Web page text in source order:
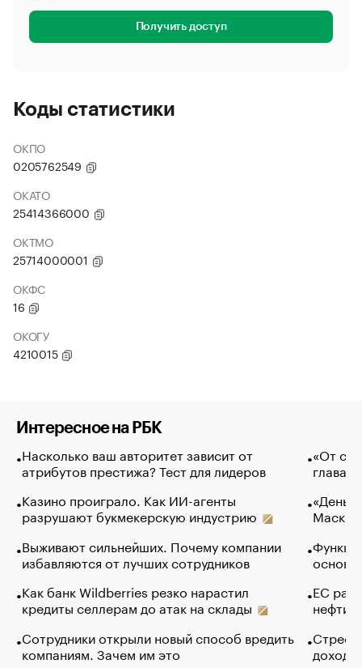
Получить доступ
Коды статистики
ОКПО
0205762549
ОКАТО
25414366000
ОКТМО
25714000001
ОКФС
16
ОКОГУ
4210015
Интересное на РБК
Насколько ваш авторитет зависит от
атрибутов престижа? Тест для лидеров
Казино проиграло. Как ИИ-агенты
разрушают букмекерскую индустрию
Выживают сильнейших. Почему компании
избавляются от лучших сотрудников
Как банк Wildberries резко нарастил
кредиты селлерам до атак на склады
Сотрудники открыли новый способ вредить
компаниям. Зачем им это
«От
глава
Маск в
основ
ЕС
нефти